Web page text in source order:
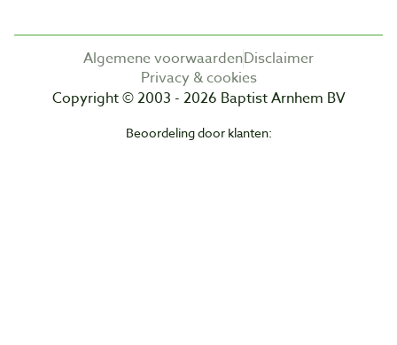
Algemene voorwaardenDisclaimer
Privacy & cookies
Copyright © 2003 - 2026 Baptist Arnhem BV
Beoordeling door klanten: